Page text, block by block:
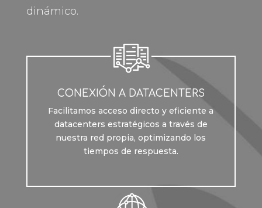
dinámico.
CONEXIÓN A DATACENTERS
Facilitamos acceso directo y eficiente a
datacenters estratégicos a través de
nuestra red propia, optimizando los
tiempos de respuesta.